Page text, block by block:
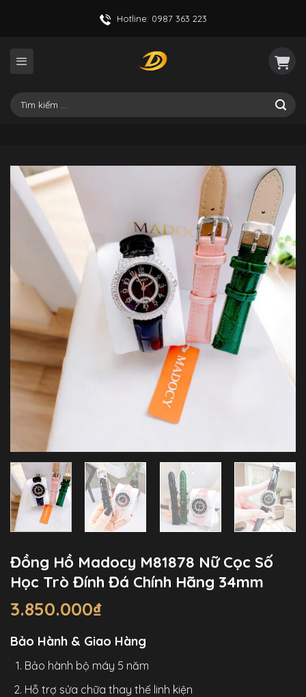
Hotline: 0987 363 223
Tìm
kiếm:
Đồng Hồ Madocy M81878 Nữ Cọc Số
Học Trò Đính Đá Chính Hãng 34mm
3.850.000₫
Bảo Hành & Giao Hàng
Bảo hành bộ máy 5 năm
Hỗ trợ sửa chữa thay thế linh kiện